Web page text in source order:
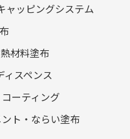
ャッピングシステム
材料塗布
スペンス
ーティング
ト・ならい塗布